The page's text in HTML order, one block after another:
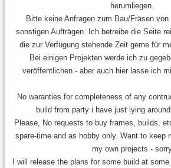
herumliegen.
Bitte keine Anfragen zum Bau/Fräsen von
sonstigen Aufträgen. Ich betreibe die Seite
die zur Verfügung stehende Zeit gerne für
Bei einigen Projekten werde ich zu
veröffentlichen - aber auch hier lasse ich
No waranties for completeness of any
build from party i have just lying
Please, No requests to buy frames, builds,
spare-time and as hobby only. Want to keep
my own projects -
I will release the plans for some build at